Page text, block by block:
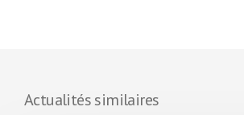
Actualités similaires